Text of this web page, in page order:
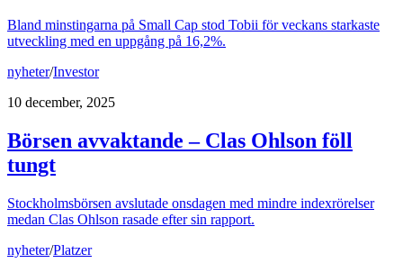
Bland minstingarna på Small Cap stod Tobii för veckans starkaste
utveckling med en uppgång på 16,2%.
nyheter/Investor
10 december, 2025
Börsen avvaktande – Clas Ohlson föll
tungt
Stockholmsbörsen avslutade onsdagen med mindre indexrörelser
medan Clas Ohlson rasade efter sin rapport.
nyheter/Platzer